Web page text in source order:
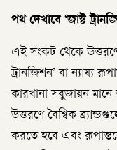
পথ দেখাবে ‘জাস্ট
এই সংকট থেকে
ট্রানজিশন’ বা ন্যায্য
কারখানা সবুজায়ন
উত্তরণে বৈশ্বিক
করতে হবে এবং